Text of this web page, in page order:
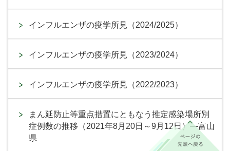
インフルエンザの疫学所見（2024/2025）
インフルエンザの疫学所見（2023/2024）
インフルエンザの疫学所見（2022/2023）
まん延防止等重点措置にともなう推定感染場所別
症例数の推移（2021年8月20日～9月12日）―富山
県